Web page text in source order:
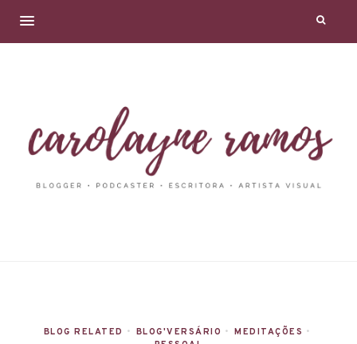
BLOG RELATED • BLOG'VERSÁRIO • MEDITAÇÕES •